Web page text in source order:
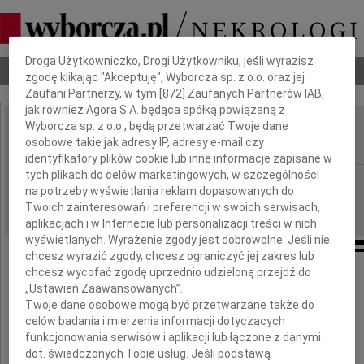
Nekrologi Odeszli Poradnik pogrzebowy
IMIĘ I NAZWISKO: Damazy Krzemiński
REGION: Katowice
DATA EMISJI: 27.04.2021
W dniu 26 lutego 2021 roku w wieku 83 lat
zmarł nasz najukochańszy
Mąż, Ojciec i Wujek,
Dbamy o Twoją prywatność
Droga Użytkowniczko, Drogi Użytkowniku, jeśli wyrazisz
zgodę klikając "Akceptuję", Wyborcza sp. z o.o. oraz jej
Zaufani Partnerzy, w tym [872 ] Zaufanych Partnerów IAB,
jak również Agora S.A. będąca spółką powiązaną z
Wyborcza sp. z o.o., będą przetwarzać Twoje dane
osobowe takie jak adresy IP, adresy e-mail czy
identyfikatory plików cookie lub inne informacje zapisane w
tych plikach do celów marketingowych, w szczególności
na potrzeby wyświetlania reklam dopasowanych do
Twoich zainteresowań i preferencji w swoich serwisach,
aplikacjach i w Internecie lub personalizacji treści w nich
wyświetlanych. Wyrażenie zgody jest dobrowolne. Jeśli nie
chcesz wyrazić zgody, chcesz ograniczyć jej zakres lub
chcesz wycofać zgodę uprzednio udzieloną przejdź do
„Ustawień Zaawansowanych”.
Twoje dane osobowe mogą być przetwarzane także do
celów badania i mierzenia informacji dotyczących
funkcjonowania serwisów i aplikacji lub łączone z danymi
dot. świadczonych Tobie usług. Jeśli podstawą